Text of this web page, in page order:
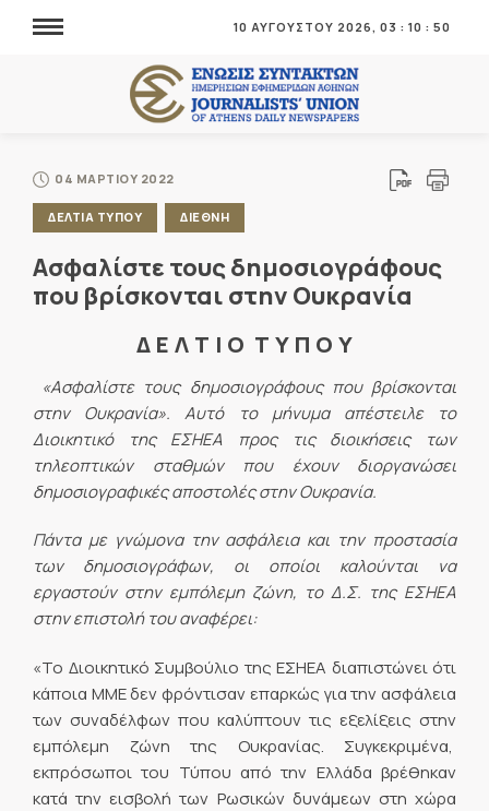
10 ΑΥΓΟΥΣΤΟΥ 2026, 03 : 10 : 50
04 ΜΑΡΤΙΟΥ 2022
ΔΕΛΤΙΑ ΤΥΠΟΥ ΔΙΕΘΝΗ
Ασφαλίστε τους δημοσιογράφους
που βρίσκονται στην Ουκρανία
Δ Ε Λ Τ Ι Ο Τ Υ Π Ο Υ
«Ασφαλίστε τους δημοσιογράφους που βρίσκονται
στην Ουκρανία». Αυτό το μήνυμα απέστειλε το
Διοικητικό της ΕΣΗΕΑ προς τις διοικήσεις των
τηλεοπτικών σταθμών που έχουν διοργανώσει
δημοσιογραφικές αποστολές στην Ουκρανία.
Πάντα με γνώμονα την ασφάλεια και την προστασία
των δημοσιογράφων, οι οποίοι καλούνται να
εργαστούν στην εμπόλεμη ζώνη, το Δ.Σ. της ΕΣΗΕΑ
στην επιστολή του αναφέρει:
«Το Διοικητικό Συμβούλιο της ΕΣΗΕΑ διαπιστώνει ότι
κάποια ΜΜΕ δεν φρόντισαν επαρκώς για την ασφάλεια
των συναδέλφων που καλύπτουν τις εξελίξεις στην
εμπόλεμη ζώνη της Ουκρανίας. Συγκεκριμένα,
εκπρόσωποι του Τύπου από την Ελλάδα βρέθηκαν
κατά την εισβολή των Ρωσικών δυνάμεων στη χώρα